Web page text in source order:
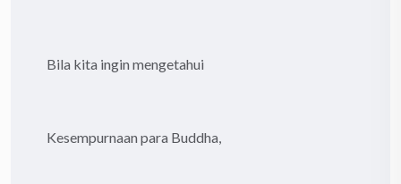
Bila kita ingin mengetahui
Kesempurnaan para Buddha,